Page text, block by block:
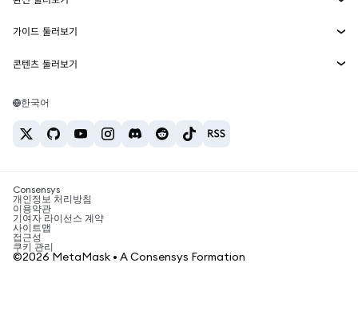
MetaMask Connect
Snaps
웹3 서비스
보안
고객 지원
채용
이더리움 가격
솔라나 가격
테더 가격
ETH를 USD로 환전
USDT를 INR로 환전
BTC를 INR로 환전
ETH를 USDT로 환전
가이드 둘러보기
ETH 매수
USDT 매수
SHIB 매수
BNB 매수
콘텐츠 둘러보기
솔라나 지갑
암호화폐 세금 뉴스
암호화폐 매수 방법
비트코인 매도 방법
한국어
Consensys
개인정보 처리방침
이용약관
기여자 라이선스 계약
사이트맵
접근성
쿠키 관리
©2026 MetaMask • A Consensys Formation